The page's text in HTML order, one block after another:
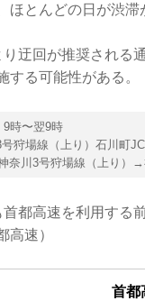
ほとんどの日が渋滞
迂回が推奨される
する可能性がある。
9時〜翌9時
狩場線（上り）石川町
奈川3号狩場線（上り）
都高速を利用する
高速）
首都